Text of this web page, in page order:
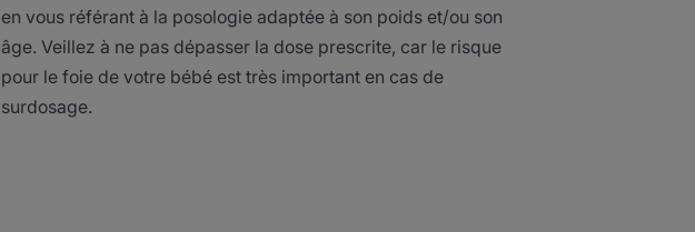
en vous référant à la posologie adaptée à son poids et/ou son
âge. Veillez à ne pas dépasser la dose prescrite, car le risque
pour le foie de votre bébé est très important en cas de
surdosage.